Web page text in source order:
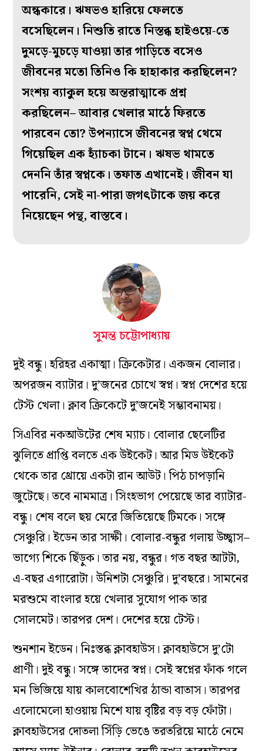
অন্ধকারে। ঋষভও হারিয়ে ফেলতে
বসেছিলেন। নিশুতি রাতে নিস্তব্ধ হাইওয়ে-তে
দুমড়ে-মুচড়ে যাওয়া তার গাড়িতে বসেও
জীবনের মতো তিনিও কি হাহাকার করছিলেন?
সংশয় ব্যাকুল হয়ে অন্তরাত্মাকে প্রশ্ন
করছিলেন– আবার খেলার মাঠে ফিরতে
পারবেন তো? উপন্যাসে জীবনের স্বপ্ন থেমে
গিয়েছিল এক হ্যাঁচকা টানে। ঋষভ থামতে
দেননি তাঁর স্বপ্নকে। তফাত এখানেই। জীবন যা
পারেনি, সেই না-পারা জগৎটাকে জয় করে
নিয়েছেন পন্থ, বাস্তবে।
সুমন্ত চট্টোপাধ্যায়
দুই বন্ধু। হরিহর একাত্মা। ক্রিকেটার। একজন বোলার।
অপরজন ব্যাটার। দু’জনের চোখে স্বপ্ন। স্বপ্ন দেশের হয়ে
টেস্ট খেলা। ক্লাব ক্রিকেটে দু’জনেই সম্ভাবনাময়।
সিএবির নকআউটের শেষ ম্যাচ। বোলার ছেলেটির
ঝুলিতে প্রাপ্তি বলতে এক উইকেট। আর মিড উইকেট
থেকে তার থ্রোয়ে একটা রান আউট। পিঠ চাপড়ানি
জুটেছে। তবে নামমাত্র। সিংহভাগ পেয়েছে তার ব্যাটার-
বন্ধু। শেষ বলে ছয় মেরে জিতিয়েছে টিমকে। সঙ্গে
সেঞ্চুরি। ইডেন তার সাক্ষী। বোলার-বন্ধুর গলায় উচ্ছ্বাস–
ভাগ্যে শিকে ছিঁড়ুক। তার নয়, বন্ধুর। গত বছর আটটা,
এ-বছর এগারোটা। উনিশটা সেঞ্চুরি। দু’বছরে। সামনের
মরশুমে বাংলার হয়ে খেলার সুযোগ পাক তার
সোলমেট। তারপর দেশ। দেশের হয়ে টেস্ট।
শুনশান ইডেন। নিঃস্তব্ধ ক্লাবহাউস। ক্লাবহাউসে দু’টো
প্রাণী। দুই বন্ধু। সঙ্গে তাদের স্বপ্ন। সেই স্বপ্নের ফাঁক গলে
মন ভিজিয়ে যায় কালবোশেখির ঠান্ডা বাতাস। তারপর
এলোমেলো হাওয়ায় মিশে যায় বৃষ্টির বড় বড় ফোঁটা।
ক্লাবহাউসের দোতলা সিঁড়ি ভেঙে তরতরিয়ে মাঠে নেমে